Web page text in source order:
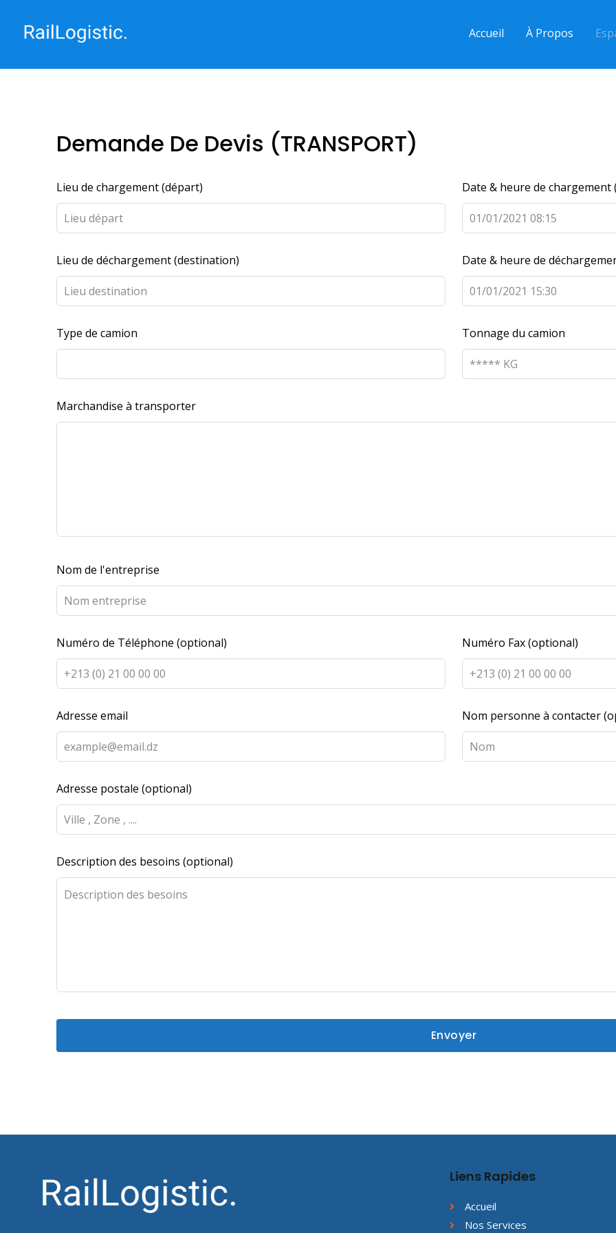
Accueil À Propos
Demande De Devis (TRANSPORT)
Lieu de chargement (départ) Date & heure de chargement
Lieu de déchargement (destination) Date & heure de
Type de camion Tonnage du camion
Marchandise à transporter
Nom de l'entreprise
Numéro de Téléphone (optional) Numéro Fax(optional)
Adresse email Nom personne à contacter
Adresse postale (optional)
Description des besoins (optional)
Liens Rapides
Accueil
Nos Services